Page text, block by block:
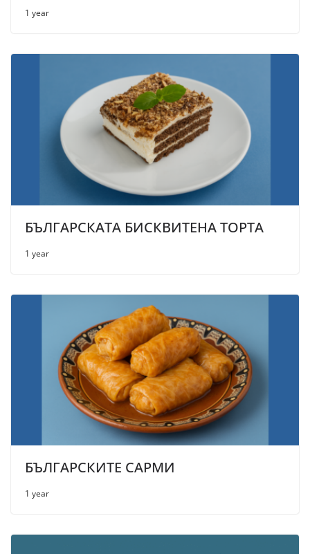
1 year
БЪЛГАРСКАТА БИСКВИТЕНА ТОРТА
1 year
БЪЛГАРСКИТЕ САРМИ
1 year